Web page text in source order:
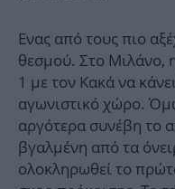
Ενας από τους πιο
θεσμού. Στο Μιλάνο,
1 με τον Κακά να
αγωνιστικό χώρο.
αργότερα συνέβη το
βγαλμένη από τα
ολοκληρωθεί το